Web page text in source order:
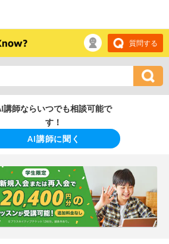
質問する
講師ならいつでも相談可能で
す！
AI講師に聞く